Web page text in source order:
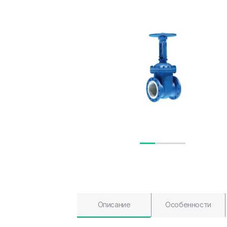
Описание Особенности